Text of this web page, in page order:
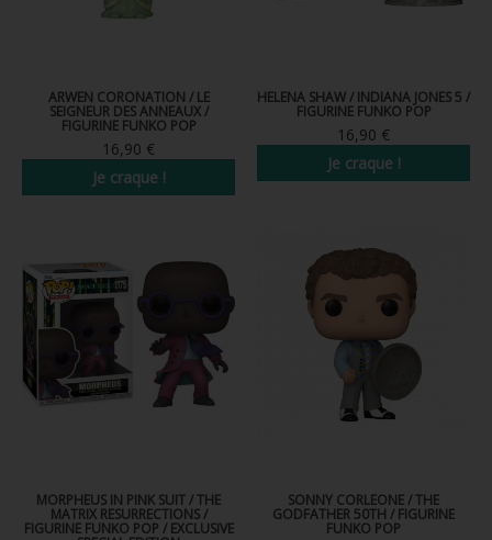
ARWEN CORONATION / LE
SEIGNEUR DES ANNEAUX /
FIGURINE FUNKO POP
16,90 €
Je craque !
HELENA SHAW / INDIANA JONES 5 /
FIGURINE FUNKO POP
16,90 €
Je craque !
MORPHEUS IN PINK SUIT / THE
MATRIX RESURRECTIONS /
FIGURINE FUNKO POP / EXCLUSIVE
SONNY CORLEONE / THE
GODFATHER 50TH / FIGURINE
FUNKO POP